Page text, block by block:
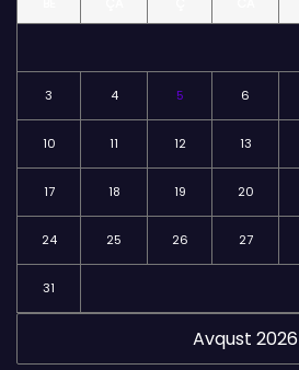
Avqust 2026
3 4 5 6
10 11 12 13
17 18 19 20
24 25 26 27
31